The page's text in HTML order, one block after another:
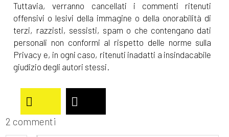
Tuttavia, verranno cancellati i commenti ritenuti
offensivi o lesivi della immagine o della onorabilità di
terzi, razzisti, sessisti, spam o che contengano dati
personali non conformi al rispetto delle norme sulla
Privacy e, in ogni caso, ritenuti inadatti a insindacabile
giudizio degli autori stessi.
2 commenti